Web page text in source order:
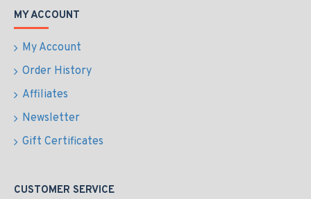
MY ACCOUNT
My Account
Order History
Affiliates
Newsletter
Gift Certificates
CUSTOMER SERVICE